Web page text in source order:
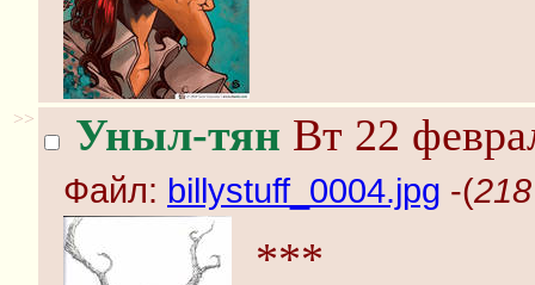
>> Уныл-тян Вт 22
Файл: billystuff_0004.jpg -(
***